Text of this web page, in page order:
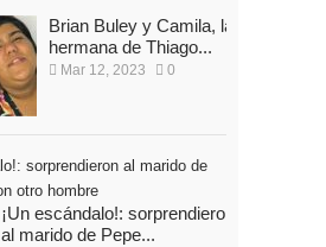
Brian Buley y Camila, la
hermana de Thiago...
Mar 12, 2023 0
¡Un escándalo!: sorprendieron
al marido de Pepe...